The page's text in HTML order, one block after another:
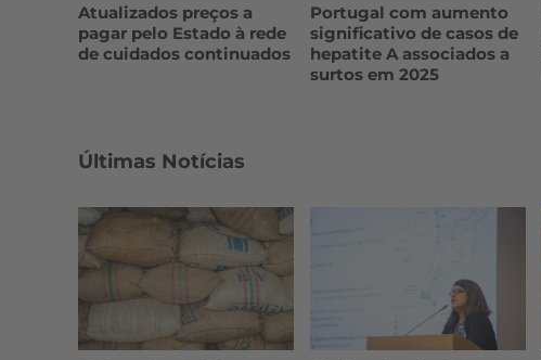
Atualizados preços a
pagar pelo Estado à rede
de cuidados continuados
Portugal com aumento
significativo de casos de
hepatite A associados a
surtos em 2025
Últimas Notícias